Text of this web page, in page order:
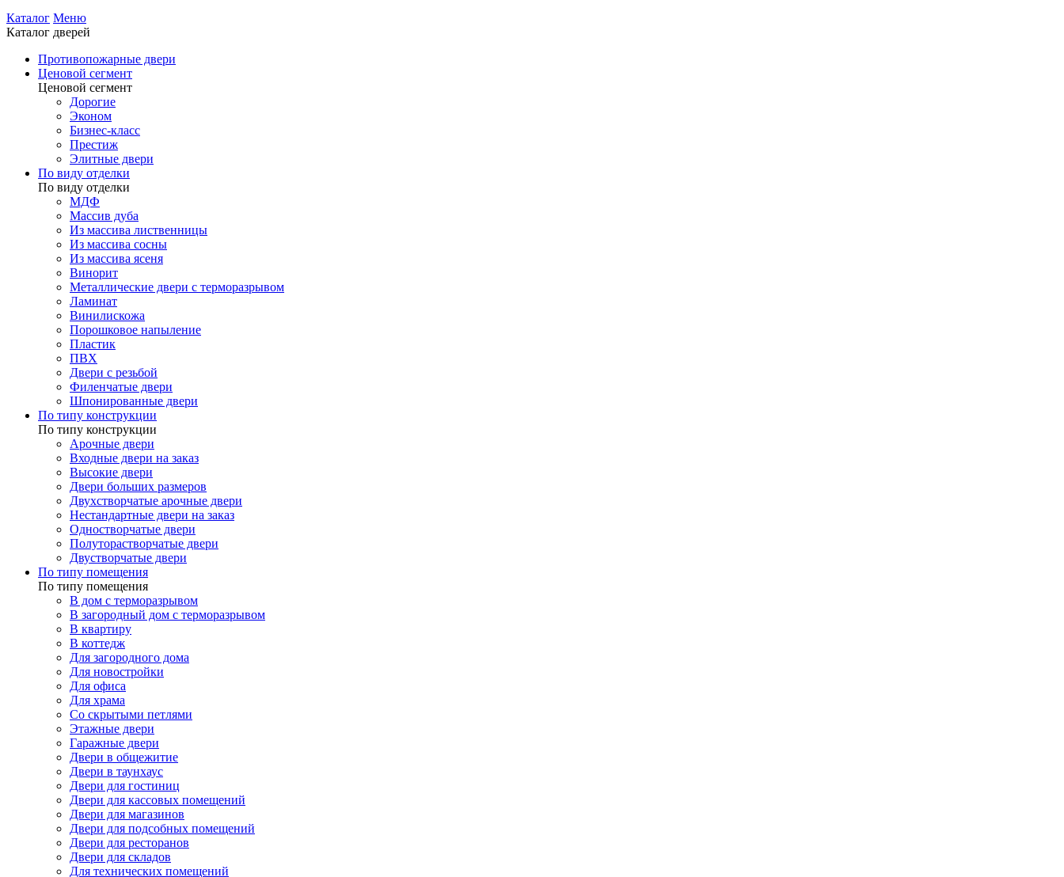
Каталог Меню
Каталог дверей
Противопожарные двери
Ценовой сегмент
Ценовой сегмент
Дорогие
Эконом
Бизнес-класс
Престиж
Элитные двери
По виду отделки
По виду отделки
МДФ
Массив дуба
Из массива лиственницы
Из массива сосны
Из массива ясеня
Винорит
Металлические двери с терморазрывом
Ламинат
Винилискожа
Порошковое напыление
Пластик
ПВХ
Двери с резьбой
Филенчатые двери
Шпонированные двери
По типу конструкции
По типу конструкции
Арочные двери
Входные двери на заказ
Высокие двери
Двери больших размеров
Двухстворчатые арочные двери
Нестандартные двери на заказ
Одностворчатые двери
Полуторастворчатые двери
Двустворчатые двери
По типу помещения
По типу помещения
В дом с терморазрывом
В загородный дом с терморазрывом
В квартиру
В коттедж
Для загородного дома
Для новостройки
Для офиса
Для храма
Со скрытыми петлями
Этажные двери
Гаражные двери
Двери в общежитие
Двери в таунхаус
Двери для гостиниц
Двери для кассовых помещений
Двери для магазинов
Двери для подсобных помещений
Двери для ресторанов
Двери для складов
Для технических помещений